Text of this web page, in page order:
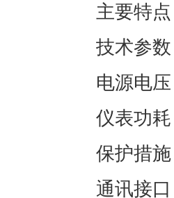
主要特
技术参
电源电
仪表功
保护措
通讯接